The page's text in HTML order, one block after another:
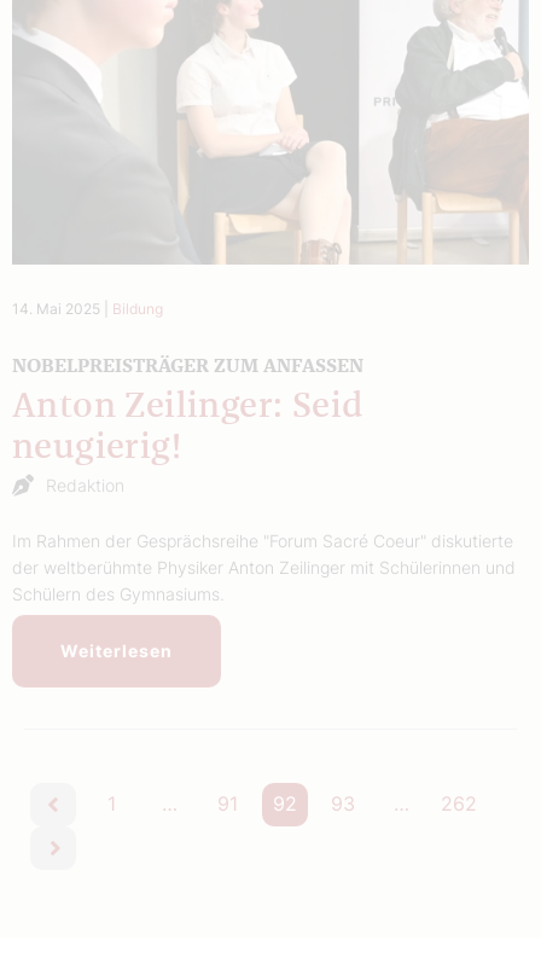
14. Mai 2025 Bildung
NOBELPREISTRÄGER ZUM ANFASSEN
Anton Zeilinger: Seid
neugierig!
Redaktion
Im Rahmen der Gesprächsreihe "Forum Sacré Coeur" diskutierte
der weltberühmte Physiker Anton Zeilinger mit Schülerinnen und
Schülern des Gymnasiums.
Weiterlesen
vorherige
1 … 91 92 93 … 262
nächste